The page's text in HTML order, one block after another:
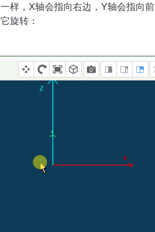
样，X轴会指向右边，Y轴会指向
旋转：